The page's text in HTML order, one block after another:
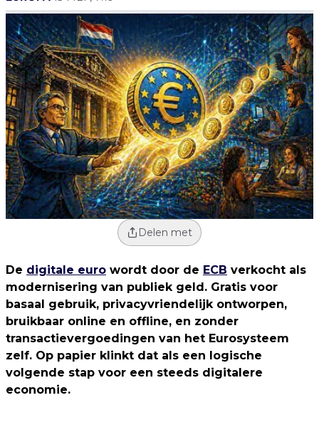
Delen met
De digitale euro wordt door de ECB verkocht als
modernisering van publiek geld. Gratis voor
basaal gebruik, privacyvriendelijk ontworpen,
bruikbaar online en offline, en zonder
transactievergoedingen van het Eurosysteem
zelf. Op papier klinkt dat als een logische
volgende stap voor een steeds digitalere
economie.